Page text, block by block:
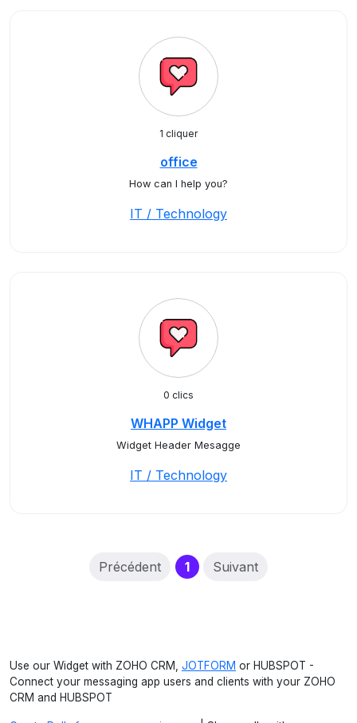
1 cliquer
office
How can I help you?
IT / Technology
0 clics
WHAPP Widget
Widget Header Mesagge
IT / Technology
Précédent 1(current)
Suivant
Use our Widget with ZOHO CRM, JOTFORM or HUBSPOT -
Connect your messaging app users and clients with your ZOHO
CRM and HUBSPOT